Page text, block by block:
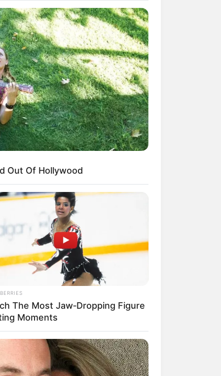
Out Of Hollywood
The Most Jaw‑Dropping Figure
Moments
Of Giant Anaconda Is Going
All Over The World. Watch
Different With Natural Hair